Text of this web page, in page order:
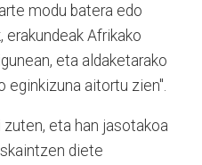
modu batera edo
erakundeak Afrikako
eta aldaketarako
aitortu zien".
eta han jasotakoa
diete